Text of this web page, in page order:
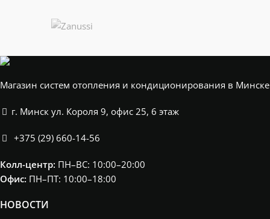
Магазин систем отопления и кондиционирования в Минске
г. Минск ул. Короля 9, офис 25, 6 этаж
+375 (29) 660-14-56
Колл-центр: ПН–ВС: 10:00–20:00​
Офис: ПН–ПТ: 10:00–18:00
НОВОСТИ